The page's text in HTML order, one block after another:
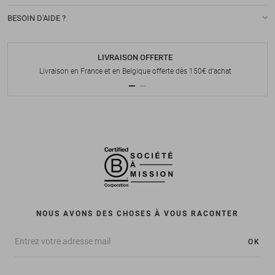
BESOIN D'AIDE ?
LIVRAISON OFFERTE
Livraison en France et en Belgique offerte dès 150€ d'achat
NOUS AVONS DES CHOSES À VOUS RACONTER
OK